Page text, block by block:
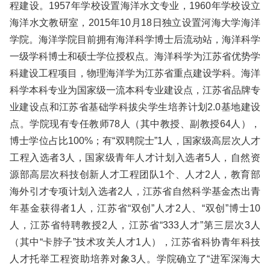
程建设。1957年学校设置海洋水文专业，1960年学校设立
海洋水文教研室，2015年10月18日独立设置河海大学海洋
学院。海洋学院目前拥有海洋科学博士后流动站，海洋科学
一级学科博士和硕士学位授权点。海洋科学为江苏省优势学
科建设工程项目，物理海洋学为江苏省重点建设学科。海洋
科学本科专业为国家级一流本科专业建设点，江苏省品牌专
业建设点和江苏省基础学科拔尖学生培养计划2.0基地建设
点。学院现有专任教师78人（其中教授、副教授64人），
博士学位占比100%；有“双聘院士”1人，国家级高层次人才
工程入选者3人，国家级青年人才计划入选者5人，自然资
源部高层次科技创新人才工程团队1个、人才2人，教育部
海外引才专项计划入选者2人，江苏省自然科学基金杰出青
年基金获得者1人，江苏省“双创”人才2人、“双创”博士10
人，江苏省特聘教授2人，江苏省“333人才”第三层次3人
（其中“卡脖子”技术攻关人才1人），江苏省科协青年科技
人才托举工程资助培养对象3人。学院确立了“进军深海大